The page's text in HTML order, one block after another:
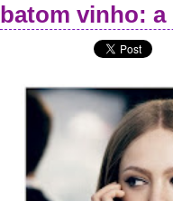
batom vinho: